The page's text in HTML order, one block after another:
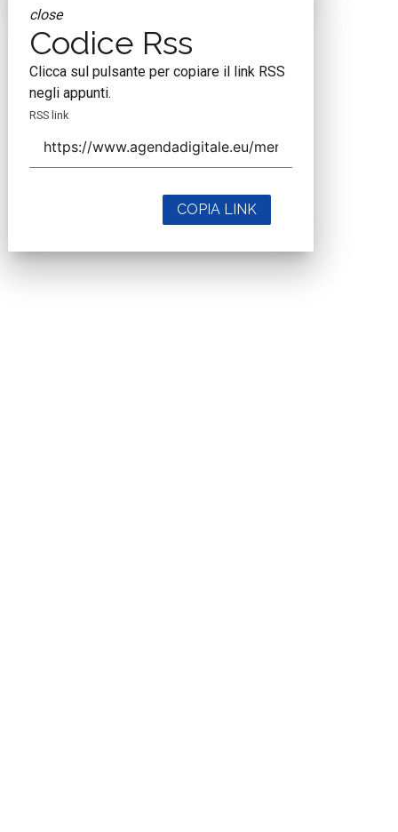
close
Codice Rss
Clicca sul pulsante per copiare il link RSS
negli appunti.
RSS link
COPIA LINK